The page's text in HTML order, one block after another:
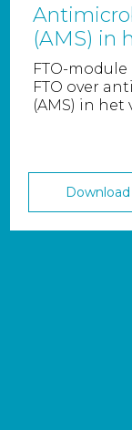
(AMS) in
FTO-
FTO over
(AMS) in
Download